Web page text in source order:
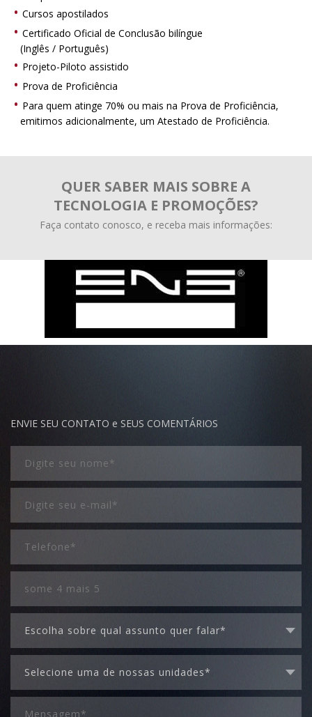
Cursos apostilados
Certificado Oficial de Conclusão bilíngue
(Inglês / Português)
Projeto-Piloto assistido
Prova de Proficiência
Para quem atinge 70% ou mais na Prova de Proficiência,
emitimos adicionalmente, um Atestado de Proficiência.
QUER SABER MAIS SOBRE A
TECNOLOGIA E PROMOÇÕES?
Faça contato conosco, e receba mais informações:
ENVIE SEU CONTATO e SEUS COMENTÁRIOS